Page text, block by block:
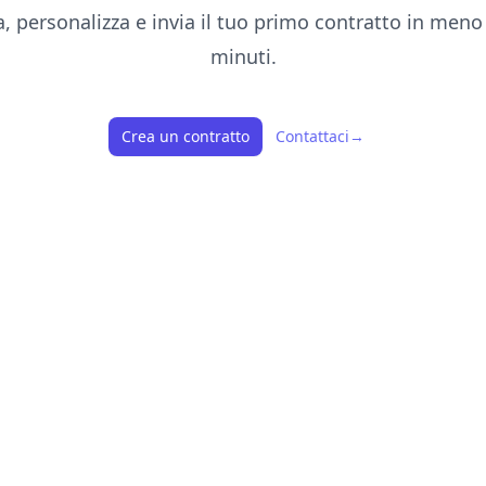
personalizza e invia il tuo primo contratto in
minuti.
Crea un contratto Contattaci →